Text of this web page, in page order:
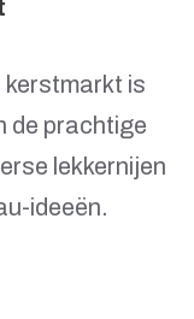
kerstmarkt is
de prachtige
lekkernijen
ideeën.